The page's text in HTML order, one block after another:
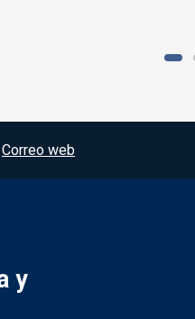
Correo web
y